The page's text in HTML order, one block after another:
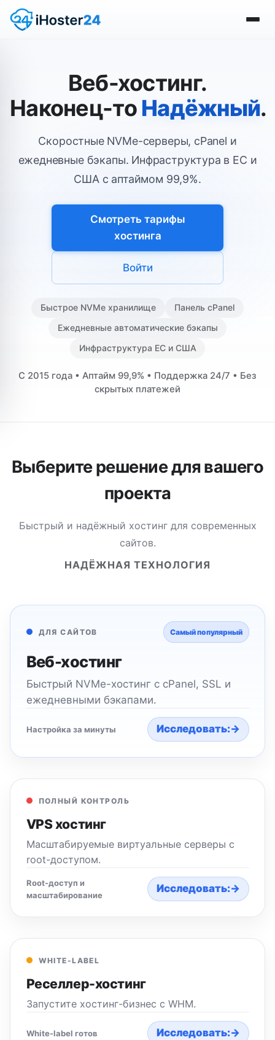
Веб-хостинг.
Наконец-то Надёжный.
Скоростные NVMe-серверы, cPanel и
ежедневные бэкапы. Инфраструктура в ЕС и
США с аптаймом 99,9%.
Смотреть тарифы
хостинга
Войти
Быстрое NVMe хранилище
Панель cPanel
Ежедневные автоматические бэкапы
Инфраструктура ЕС и США
С 2015 года • Аптайм 99,9% • Поддержка 24/7 • Без
скрытых платежей
Выберите решение для вашего
проекта
Быстрый и надёжный хостинг для современных
сайтов.
НАДЁЖНАЯ ТЕХНОЛОГИЯ
ДЛЯ САЙТОВ Самый популярный
Веб-хостинг
Быстрый NVMe-хостинг с cPanel, SSL и
ежедневными бэкапами.
Настройка за минуты Исследовать:→
ПОЛНЫЙ КОНТРОЛЬ
VPS хостинг
Масштабируемые виртуальные серверы с
root-доступом.
Root-доступ и
масштабирование
Исследовать:→
WHITE-LABEL
Реселлер-хостинг
Запустите хостинг-бизнес с WHM.
White-label готов Исследовать:→